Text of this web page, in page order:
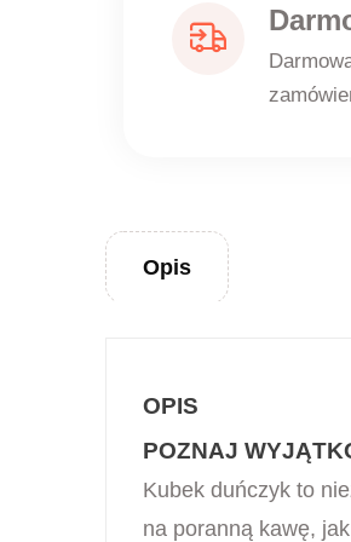
Opis
OPIS
POZNAJ
Kubek duńczyk to
na poranną kawę,